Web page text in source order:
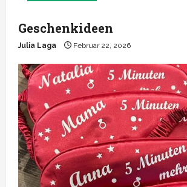
Geschenkideen
Julia Laga Februar 22, 2026